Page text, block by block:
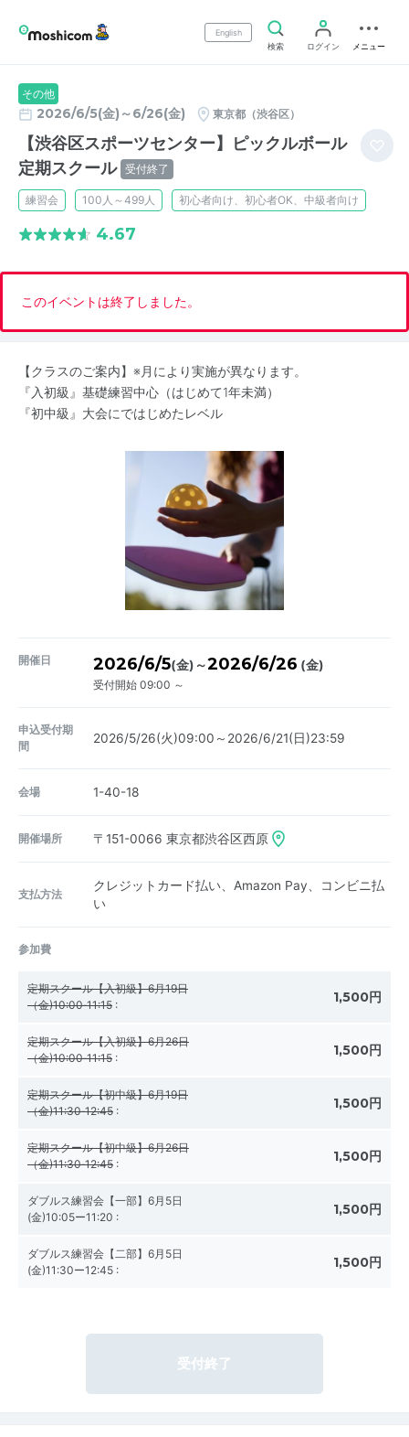
English
検索
ログイン メニュー
その他
2026/6/5(金)～6/26(金) 東京都（渋谷区）
【渋谷区スポーツセンター】ピックルボール
定期スクール 受付終了
練習会 100人～499人 初心者向け、初心者OK、中級者向け
4.67
このイベントは終了しました。
【クラスのご案内】※月により実施が異なります。
『入初級』基礎練習中心（はじめて1年未満）
『初中級』大会にではじめたレベル
開催日 2026/6/5(金) ～2026/6/26 (金)
受付開始 09:00 ～
申込受付期
間
2026/5/26(火)09:00～2026/6/21(日)23:59
会場 1-40-18
開催場所 〒151-0066 東京都渋谷区西原
支払方法
クレジットカード払い、Amazon Pay、コンビニ払
い
参加費
定期スクール【入初級】6月19日
（金)10:00‐11:15 : 1,500円
定期スクール【入初級】6月26日
（金)10:00‐11:15 : 1,500円
定期スクール【初中級】6月19日
（金)11:30‐12:45 : 1,500円
定期スクール【初中級】6月26日
（金)11:30‐12:45 : 1,500円
ダブルス練習会【一部】6月5日
(金)10:05ー11:20 : 1,500円
ダブルス練習会【二部】6月5日
(金)11:30ー12:45 : 1,500円
受付終了